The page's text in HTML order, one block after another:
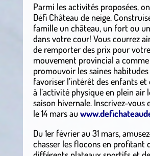
Parmi les activités proposées,
Défi Château de neige.
famille un château, un fort ou
dans votre cour! Vous courrez
de remporter des prix pour
mouvement provincial a
promouvoir les saines
favoriser l’intérêt des enfants et
à l’activité physique en plein air
saison hivernale. Inscrivez-vous
le 14 mars au
Du 1er février au 31 mars,
chasser les flocons en profitant